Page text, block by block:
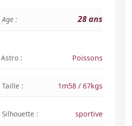
Age : 28 ans
Astro : Poissons
Taille : 1m58 / 67kgs
Silhouette : sportive